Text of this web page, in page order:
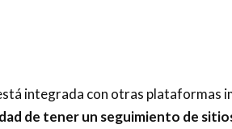
integrada con otras plataformas
de tener un seguimiento de